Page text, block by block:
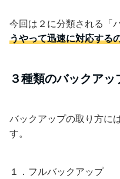
今回は２に分類される「
うやって迅速に対応する
３種類のバックアッ
バックアップの取り方には
す。
１．フルバックアップ